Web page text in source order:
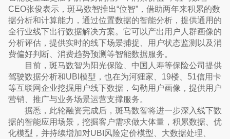
CEO张俊表示，斑马数智推出“位智”，借助两年来积累的数
据分析和计算能力，通过位置数据的智能分析，提供通用的
全行业线下出行数据解决方案。它可以产出用户人群画像的
分析评估，提供实时的线下场景捕捉、用户状态监测以及消
费偏好判断、消费趋势预测等智能数据服务。
目前，斑马数智为阳光保险、中国人寿等保险公司提供
驾驶数据分析和UBI模型，也在为河狸家、19楼、51信用卡
等互联网企业挖掘用户线下数据，勾勒用户画像，提供用户
营销、推广与业务场景运营支撑服务。
据悉，此轮融资完成后，斑马数智将进一步深入线下数
据的智能应用场景，挖掘客户需求做大体量，积累数据、优
化模型，并持续增加对UBI风险定价模型、大数据处理、